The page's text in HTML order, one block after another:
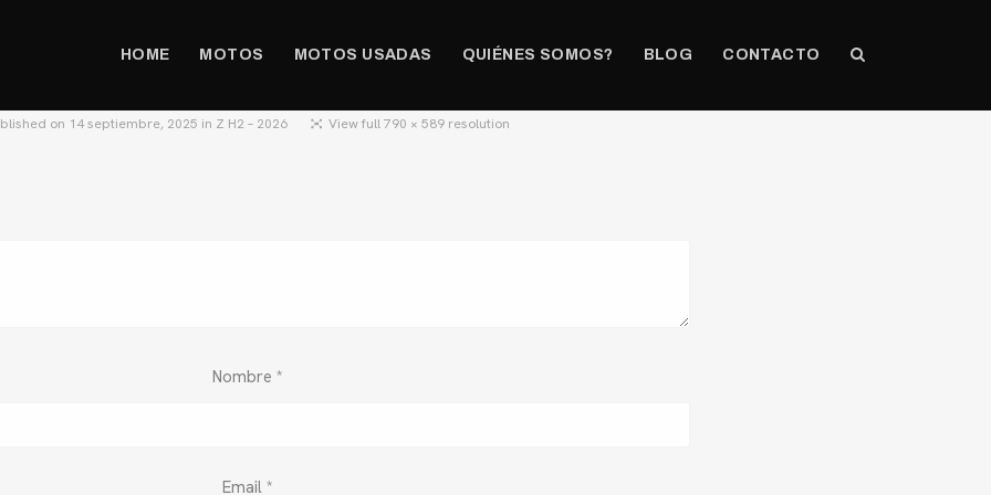
HOME MOTOS MOTOS USADAS QUIÉNES SOMOS? BLOG CONTACTO
on 14 septiembre, 2025 in Z H2 – 2026 View full 790 × 589 resolution
Nombre *
Email *